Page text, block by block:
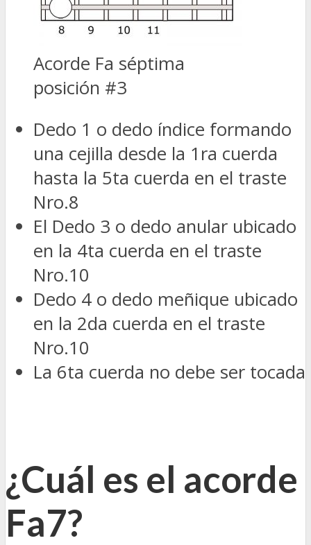
Acorde Fa séptima
posición #3
Dedo 1 o dedo índice formando
una cejilla desde la 1ra cuerda
hasta la 5ta cuerda en el traste
Nro.8
El Dedo 3 o dedo anular ubicado
en la 4ta cuerda en el traste
Nro.10
Dedo 4 o dedo meñique ubicado
en la 2da cuerda en el traste
Nro.10
La 6ta cuerda no debe ser tocada
¿Cuál es el acorde
Fa7?